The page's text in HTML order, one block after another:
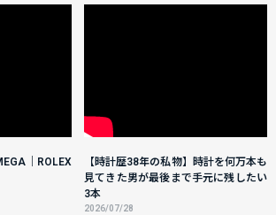
｜ROLEX
【時計歴38年の私物】時計を何万本も
見てきた男が最後まで手元に残したい
3本
2026/07/28